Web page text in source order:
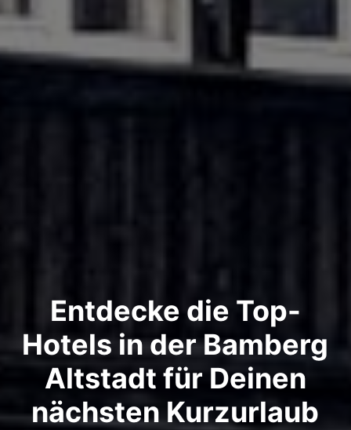
Entdecke die Top-
Hotels in der Bamberg
Altstadt für Deinen
nächsten Kurzurlaub